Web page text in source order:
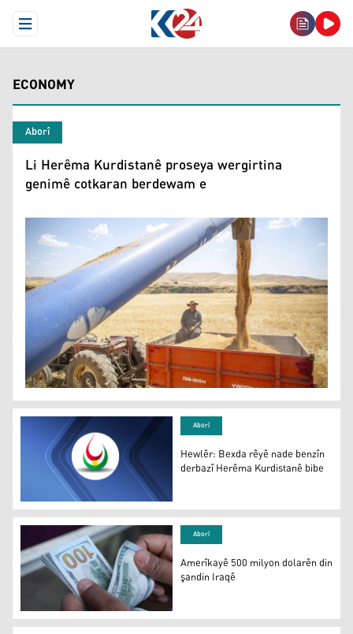
Open Menu
ECONOMY
Aborî
Li Herêma Kurdistanê proseya wergirtina
genimê cotkaran berdewam e
Hewlêr: Bexda rêyê nade benzîn derbazî Herêma
Aborî
Hewlêr: Bexda rêyê nade benzîn
derbazî Herêma Kurdistanê bibe
Amerîkayê 500 milyon dolarên din şandin Iraqê
Aborî
Amerîkayê 500 milyon dolarên din
şandin Iraqê